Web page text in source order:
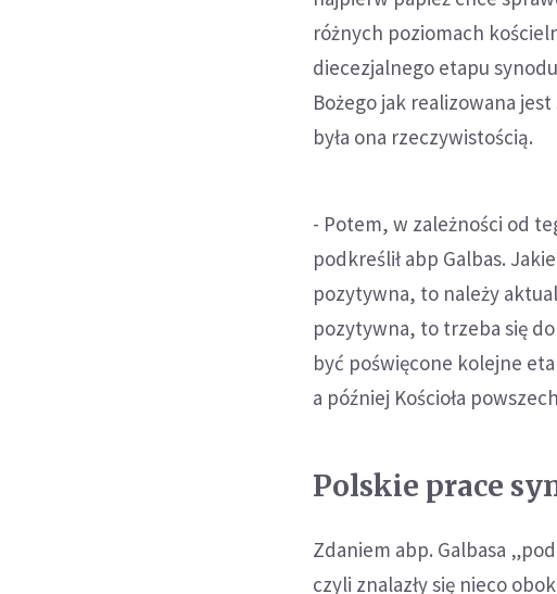
różnych poziomach
diecezjalnego etapu
Bożego jak realizowana
była ona rzeczywistością.
- Potem, w zależności od
podkreślił abp Galbas.
pozytywna, to należy
pozytywna, to trzeba się
być poświęcone kolejne
a później Kościoła
Polskie prace
Zdaniem abp. Galbasa
czyli znalazły się nieco